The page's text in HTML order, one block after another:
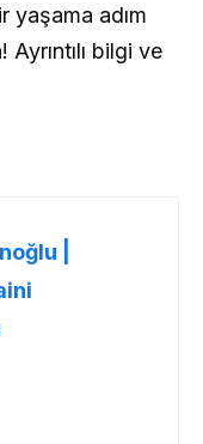
yaşama adım
bilgi ve
|